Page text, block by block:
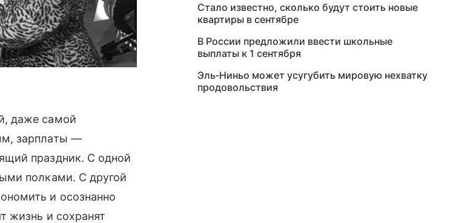
даже самой
зарплаты —
праздник. С одной
полками. С другой
и осознанно
жизнь и сохранят
Стало известно, сколько будут стоить новые
квартиры в сентябре
В России предложили ввести школьные
выплаты к 1 сентября
Эль‑Ниньо может усугубить мировую нехватку
продовольствия